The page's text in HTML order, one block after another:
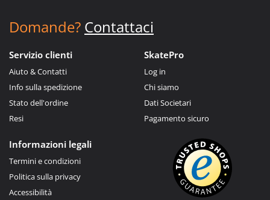
Domande? Contattaci
Servizio clienti
Aiuto & Contatti
Info sulla spedizione
Stato dell'ordine
Resi
SkatePro
Log in
Chi siamo
Dati Societari
Pagamento sicuro
Informazioni legali
Termini e condizioni
Politica sulla privacy
Accessibilità